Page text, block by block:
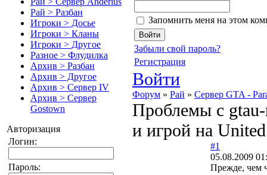
Рай > Разбан
Игроки > Досье
Игроки > Кланы
Игроки > Другое
Разное > Флудилка
Архив > Разбан
Архив > Другое
Архив > Сервер IV
Архив > Сервер
Gostown
Авторизация
Логин:
Пароль:
Запомнить меня на этом
Забыли свой пароль?
Регистрация
Войти
Форум » Рай » Сервер GTA -
Проблемы с
и игрой на United
#1
05.08.2009
Прежде, чем